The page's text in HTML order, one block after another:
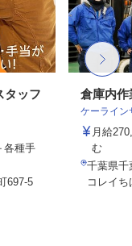
タッフ
各種手
697-5
倉庫内作
ケーライ
月給
む
千葉県千
コレイ